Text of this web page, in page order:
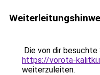
Die von dir
https://vorota-
weiterzuleiten.